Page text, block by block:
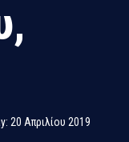
20 Απριλίου 2019